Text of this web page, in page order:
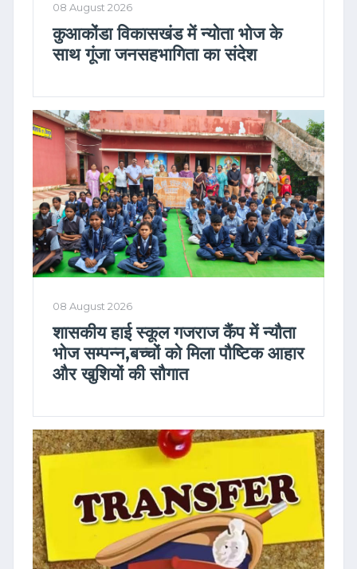
08 August 2026
कुआकोंडा विकासखंड में न्योता भोज के
साथ गूंजा जनसहभागिता का संदेश
08 August 2026
शासकीय हाई स्कूल गजराज कैंप में न्यौता
भोज सम्पन्न,बच्चों को मिला पौष्टिक आहार
और खुशियों की सौगात